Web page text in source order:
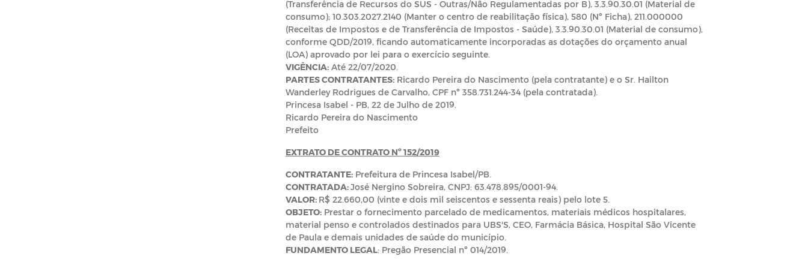
(Transferência de Recursos do SUS - Outras/Não Regulamentadas por B), 3.3.90.30.01 (Material de
consumo); 10.303.2027.2140 (Manter o centro de reabilitação física), 580 (Nº Ficha), 211.000000
(Receitas de Impostos e de Transferência de Impostos - Saúde), 3.3.90.30.01 (Material de consumo),
conforme QDD/2019, ficando automaticamente incorporadas as dotações do orçamento anual
(LOA) aprovado por lei para o exercício seguinte.
VIGÊNCIA:Até 22/07/2020.
PARTES CONTRATANTES:Ricardo Pereira do Nascimento (pela contratante) e o Sr. Hailton
Wanderley Rodrigues de Carvalho, CPF nº 358.731.244-34 (pela contratada).
Princesa Isabel - PB, 22 de Julho de 2019.
Ricardo Pereira do Nascimento
Prefeito
EXTRATO DE CONTRATO Nº 152/2019
CONTRATANTE:Prefeitura de Princesa Isabel/PB.
CONTRATADA:José Nergino Sobreira, CNPJ: 63.478.895/0001-94.
VALOR: R$ 22.660,00 (vinte e dois mil seiscentos e sessenta reais) pelo lote 5.
OBJETO:Prestar o fornecimento parcelado de medicamentos, materiais médicos hospitalares,
material penso e controlados destinados para UBS'S, CEO, Farmácia Básica, Hospital São Vicente
de Paula e demais unidades de saúde do município.
FUNDAMENTO LEGAL: Pregão Presencial nº 014/2019.